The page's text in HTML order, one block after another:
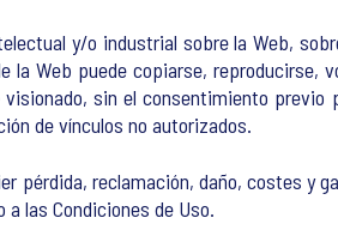
y/o industrial sobre la Web,
Web puede copiarse, reproducirse,
sin el consentimiento previo
de vínculos no autorizados.
pérdida, reclamación, daño, costes y
las Condiciones de Uso.